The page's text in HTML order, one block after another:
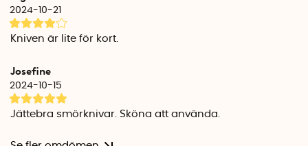
2024-10-21
Kniven är lite för kort.
Josefine
2024-10-15
Jättebra smörknivar. Sköna att använda.